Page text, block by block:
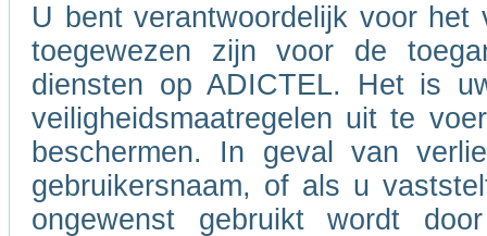
U bent verantwoordelijk voor
toegewezen zijn voor de
diensten op ADICTEL. Het is
veiligheidsmaatregelen uit te
beschermen. In geval van
gebruikersnaam, of als u
ongewenst gebruikt wordt